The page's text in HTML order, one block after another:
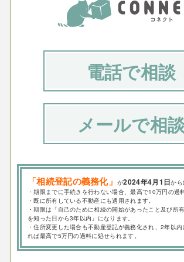
電話で相談
メールで相
「相続登記の義務化」が2024年4月1日から
・期限までに手続きを行わない場合、最高で10万円の過
・既に所有している不動産にも適用されます。
・期限は「自己のために相続の開始があったこと及び所
を知った日から3年以内」になります。
・住所変更した場合も不動産登記が義務化され、2年以
れば最高で5万円の過料に処せられます。